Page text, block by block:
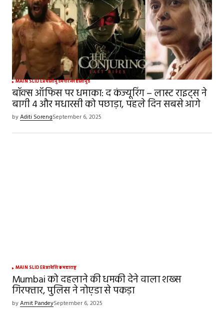
MAIN SLIDERबॉलीवुडमनोरंजनहॉलीवुड
बॉक्स ऑफिस पर धमाका: द कंज्यूरिंग – लास्ट राइट्स ने
बागी 4 और मधारसी को पछाड़ा, पहले दिन सबसे आगे
byAditi SorengSeptember 6, 2025
MAIN SLIDERप्रादेशिकमहाराष्ट्र
Mumbai को दहलाने की धमकी देने वाला शख्स
गिरफ्तार, पुलिस ने नोए़डा से पकड़ा
byAmit PandeySeptember 6, 2025